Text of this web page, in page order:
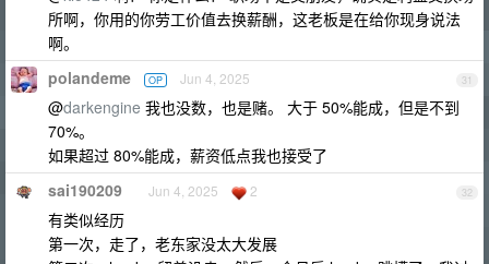
所啊，你用的你劳工价值去换薪酬，这老板是在给你现身说法
啊。
31
polandeme OP Jun 4, 2025
@darkengine 我也没数，也是赌。 大于 50%能成，但是不到
70%。
如果超过 80%能成，薪资低点我也接受了
32
sai190209 Jun 4, 2025 2
有类似经历
第一次，走了，老东家没太大发展